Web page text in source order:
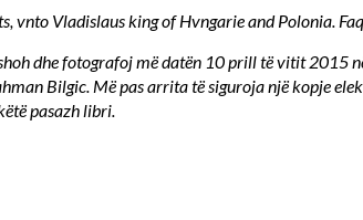
vnto Vladislaus king of Hvngarie and Polonia.
dhe fotografoj më datën 10 prill të vitit 2015
Bilgic. Më pas arrita të siguroja një kopje
pasazh libri.